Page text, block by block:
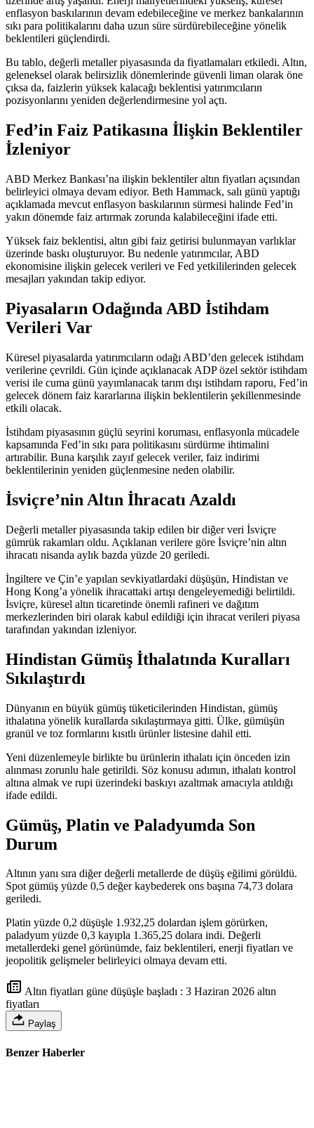
enflasyon baskılarının devam edebileceğine ve merkez bankalarının
sıkı para politikalarını daha uzun süre sürdürebileceğine yönelik
beklentileri güçlendirdi.
Bu tablo, değerli metaller piyasasında da fiyatlamaları etkiledi. Altın,
geleneksel olarak belirsizlik dönemlerinde güvenli liman olarak öne
çıksa da, faizlerin yüksek kalacağı beklentisi yatırımcıların
pozisyonlarını yeniden değerlendirmesine yol açtı.
Fed’in Faiz Patikasına İlişkin Beklentiler
İzleniyor
ABD Merkez Bankası’na ilişkin beklentiler altın fiyatları açısından
belirleyici olmaya devam ediyor. Beth Hammack, salı günü yaptığı
açıklamada mevcut enflasyon baskılarının sürmesi halinde Fed’in
yakın dönemde faiz artırmak zorunda kalabileceğini ifade etti.
Yüksek faiz beklentisi, altın gibi faiz getirisi bulunmayan varlıklar
üzerinde baskı oluşturuyor. Bu nedenle yatırımcılar, ABD
ekonomisine ilişkin gelecek verileri ve Fed yetkililerinden gelecek
mesajları yakından takip ediyor.
Piyasaların Odağında ABD İstihdam
Verileri Var
Küresel piyasalarda yatırımcıların odağı ABD’den gelecek istihdam
verilerine çevrildi. Gün içinde açıklanacak ADP özel sektör istihdam
verisi ile cuma günü yayımlanacak tarım dışı istihdam raporu, Fed’in
gelecek dönem faiz kararlarına ilişkin beklentilerin şekillenmesinde
etkili olacak.
İstihdam piyasasının güçlü seyrini koruması, enflasyonla mücadele
kapsamında Fed’in sıkı para politikasını sürdürme ihtimalini
artırabilir. Buna karşılık zayıf gelecek veriler, faiz indirimi
beklentilerinin yeniden güçlenmesine neden olabilir.
İsviçre’nin Altın İhracatı Azaldı
Değerli metaller piyasasında takip edilen bir diğer veri İsviçre
gümrük rakamları oldu. Açıklanan verilere göre İsviçre’nin altın
ihracatı nisanda aylık bazda yüzde 20 geriledi.
İngiltere ve Çin’e yapılan sevkiyatlardaki düşüşün, Hindistan ve
Hong Kong’a yönelik ihracattaki artışı dengeleyemediği belirtildi.
İsviçre, küresel altın ticaretinde önemli rafineri ve dağıtım
merkezlerinden biri olarak kabul edildiği için ihracat verileri piyasa
tarafından yakından izleniyor.
Hindistan Gümüş İthalatında Kuralları
Sıkılaştırdı
Dünyanın en büyük gümüş tüketicilerinden Hindistan, gümüş
ithalatına yönelik kurallarda sıkılaştırmaya gitti. Ülke, gümüşün
granül ve toz formlarını kısıtlı ürünler listesine dahil etti.
Yeni düzenlemeyle birlikte bu ürünlerin ithalatı için önceden izin
alınması zorunlu hale getirildi. Söz konusu adımın, ithalatı kontrol
altına almak ve rupi üzerindeki baskıyı azaltmak amacıyla atıldığı
ifade edildi.
Gümüş, Platin ve Paladyumda Son
Durum
Altının yanı sıra diğer değerli metallerde de düşüş eğilimi görüldü.
Spot gümüş yüzde 0,5 değer kaybederek ons başına 74,73 dolara
geriledi.
Platin yüzde 0,2 düşüşle 1.932,25 dolardan işlem görürken,
paladyum yüzde 0,3 kayıpla 1.365,25 dolara indi. Değerli
metallerdeki genel görünümde, faiz beklentileri, enerji fiyatları ve
jeopolitik gelişmeler belirleyici olmaya devam etti.
Altın fiyatları güne düşüşle başladı : 3 Haziran 2026 altın
fiyatları
Paylaş
Benzer Haberler